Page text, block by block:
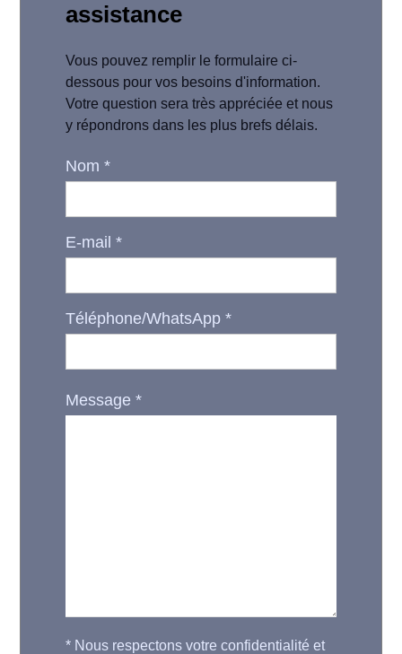
assistance
Vous pouvez remplir le formulaire ci-
dessous pour vos besoins d'information.
Votre question sera très appréciée et nous
y répondrons dans les plus brefs délais.
Nom*
E-mail*
Téléphone/WhatsApp*
Message*
* Nous respectons votre confidentialité et